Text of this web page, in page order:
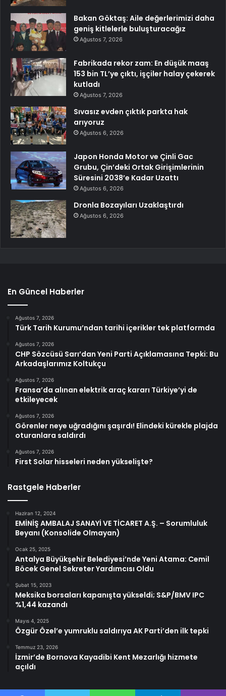
Bakan Göktaş: Aile değerlerimizi daha
geniş kitlelerle buluşturacağız
Ağustos 7, 2026
Fabrikada rekor zam: En düşük maaş
153 bin TL’ye çıktı, işçiler halay çekerek
kutladı
Ağustos 7, 2026
Sıvasız evden çıktık parkta hak
arıyoruz
Ağustos 6, 2026
Japon Honda Motor ve Çinli Gac
Grubu, Çin’deki Ortak Girişimlerinin
Süresini 2038’e Kadar Uzattı
Ağustos 6, 2026
Dronla Bozayıları Uzaklaştırdı
Ağustos 6, 2026
En Güncel Haberler
Ağustos 7, 2026
Türk Tarih Kurumu’ndan tarihi içerikler tek platformda
Ağustos 7, 2026
CHP Sözcüsü Sarı’dan Yeni Parti Açıklamasına Tepki: Bu
Arkadaşlarımız Koltukçu
Ağustos 7, 2026
Fransa’da alınan elektrik araç kararı Türkiye’yi de
etkileyecek
Ağustos 7, 2026
Görenler neye uğradığını şaşırdı! Elindeki kürekle plajda
oturanlara saldırdı
Ağustos 7, 2026
First Solar hisseleri neden yükselişte?
Rastgele Haberler
Haziran 12, 2024
EMİNİŞ AMBALAJ SANAYİ VE TİCARET A.Ş. – Sorumluluk
Beyanı (Konsolide Olmayan)
Ocak 25, 2025
Antalya Büyükşehir Belediyesi’nde Yeni Atama: Cemil
Böcek Genel Sekreter Yardımcısı Oldu
Şubat 15, 2023
Meksika borsaları kapanışta yükseldi; S&P/BMV IPC
%1,44 kazandı
Mayıs 4, 2025
Özgür Özel’e yumruklu saldırıya AK Parti’den ilk tepki
Temmuz 23, 2026
İzmir’de Bornova Kayadibi Kent Mezarlığı hizmete
açıldı